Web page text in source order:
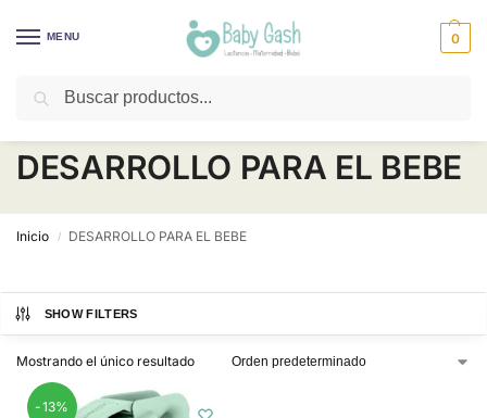
MENU 0
¡Descuentos todos los días! ⚡ Baby Gash
DESARROLLO PARA EL BEBE
Inicio / DESARROLLO PARA EL BEBE
SHOW FILTERS
Mostrando el único resultado
-13%